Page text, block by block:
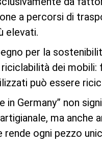
a percorsi di
elevati.
per la
dei mobili:
può essere
in Germany” non
ma anche
rende ogni pezzo